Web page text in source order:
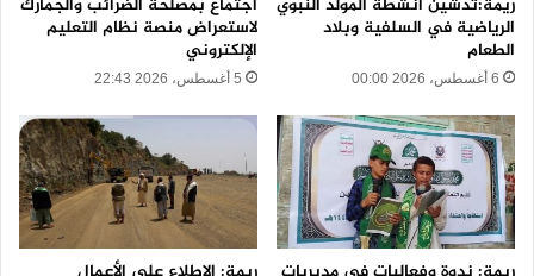
الرياضية في السلفية وبلاد
الطعام
6 أغسطس، 2026 00:00
لاستعراض منصة نظام التعليم
الإلكتروني
5 أغسطس، 2026 22:43